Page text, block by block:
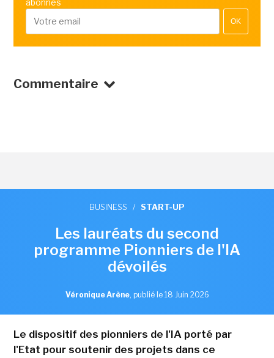
abonnés
OK
Commentaire
BUSINESS / START-UP
Les lauréats du second
programme Pionniers de l'IA
dévoilés
Véronique Arène, publié le 18 Juin 2026
Le dispositif des pionniers de l'IA porté par
l'Etat pour soutenir des projets dans ce